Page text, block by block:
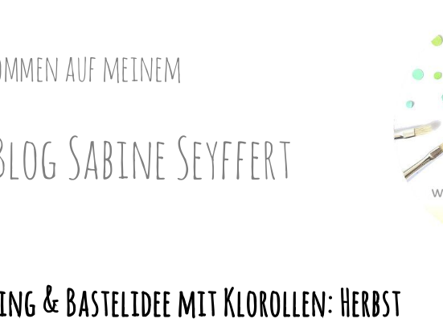
auf meinem
Sabine Seyffert
& Bastelidee mit Klorollen: Herbst